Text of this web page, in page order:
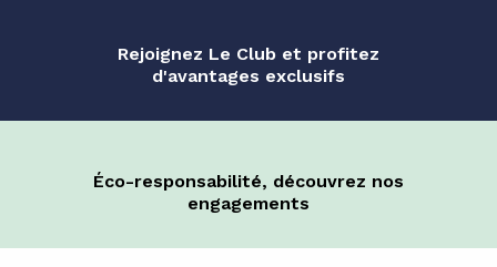
Rejoignez Le Club et profitez
d'avantages exclusifs
Éco-responsabilité, découvrez nos
engagements